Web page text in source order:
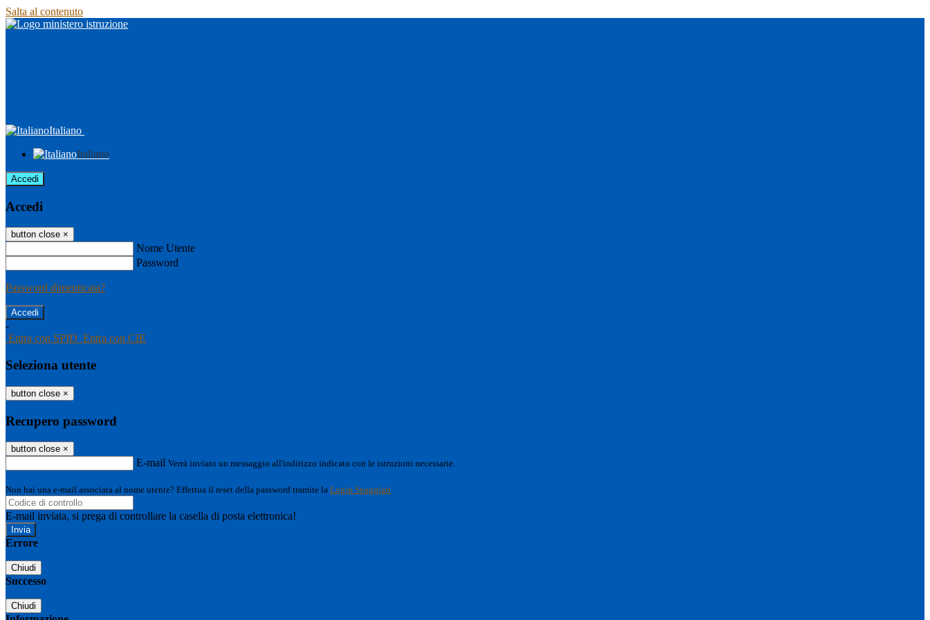
Salta al contenuto
Italiano
Italiano
Accedi
Accedi
button close ×
Nome Utente
Password
Password dimenticata?
-
Entra con SPID Entra con CIE
Seleziona utente
button close ×
Recupero password
button close ×
E-mail Verrà inviato un messaggio all'indirizzo indicato con le istruzioni necessarie.
Non hai una e-mail associata al nome utente? Effettua il reset della password tramite la Login Spaggiari
E-mail inviata, si prega di controllare la casella di posta elettronica!
Errore
Chiudi
Successo
Chiudi